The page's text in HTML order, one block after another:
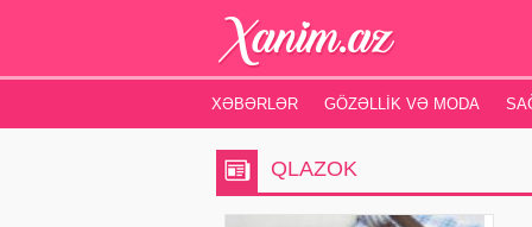
XƏBƏRLƏR GÖZƏLLIK VƏ MODA
QLAZOK